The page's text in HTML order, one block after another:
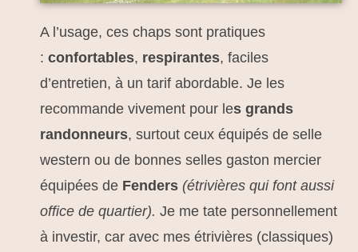
A l’usage, ces chaps sont pratiques
: confortables, respirantes, faciles
d’entretien, à un tarif abordable. Je les
recommande vivement pour les grands
randonneurs, surtout ceux équipés de selle
western ou de bonnes selles gaston mercier
équipées de Fenders (étrivières qui font aussi
office de quartier). Je me tate personnellement
à investir, car avec mes étrivières (classiques)